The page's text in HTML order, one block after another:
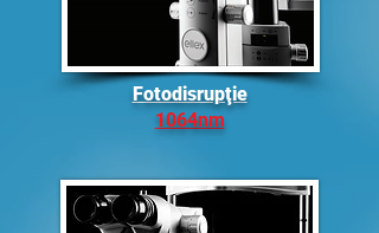
Fotodisrupţie
1064nm